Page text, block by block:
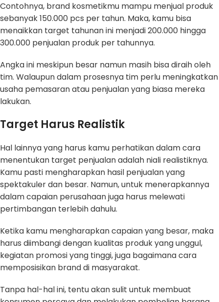
Contohnya, brand kosmetikmu mampu menjual produk
sebanyak 150.000 pcs per tahun. Maka, kamu bisa
menaikkan target tahunan ini menjadi 200.000 hingga
300.000 penjualan produk per tahunnya.
Angka ini meskipun besar namun masih bisa diraih oleh
tim. Walaupun dalam prosesnya tim perlu meningkatkan
usaha pemasaran atau penjualan yang biasa mereka
lakukan.
Target Harus Realistik
Hal lainnya yang harus kamu perhatikan dalam cara
menentukan target penjualan adalah niali realistiknya.
Kamu pasti mengharapkan hasil penjualan yang
spektakuler dan besar. Namun, untuk menerapkannya
dalam capaian perusahaan juga harus melewati
pertimbangan terlebih dahulu.
Ketika kamu mengharapkan capaian yang besar, maka
harus diimbangi dengan kualitas produk yang unggul,
kegiatan promosi yang tinggi, juga bagaimana cara
memposisikan brand di masyarakat.
Tanpa hal-hal ini, tentu akan sulit untuk membuat